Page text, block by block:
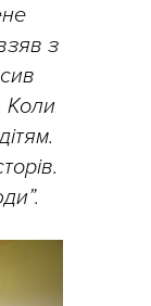
з
Коли